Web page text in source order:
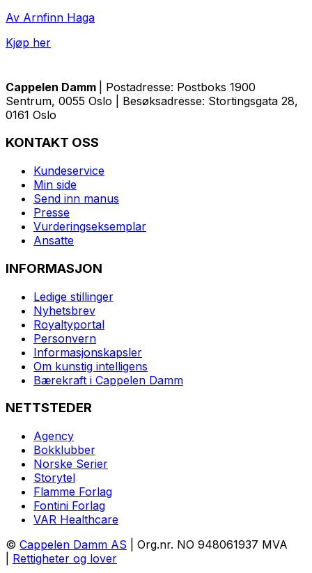
Av Arnfinn Haga
Kjøp her
Cappelen Damm
| Postadresse: Postboks 1900
Sentrum, 0055 Oslo | Besøksadresse: Stortingsgata 28,
0161 Oslo
KONTAKT OSS
Kundeservice
Min side
Send inn manus
Presse
Vurderingseksemplar
Ansatte
INFORMASJON
Ledige stillinger
Nyhetsbrev
Royaltyportal
Personvern
Informasjonskapsler
Om kunstig intelligens
Bærekraft i Cappelen Damm
NETTSTEDER
Agency
Bokklubber
Norske Serier
Storytel
Flamme Forlag
Fontini Forlag
VAR Healthcare
© Cappelen Damm AS | Org.nr. NO 948061937 MVA
Rettigheter og lover